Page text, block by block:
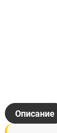
Описание